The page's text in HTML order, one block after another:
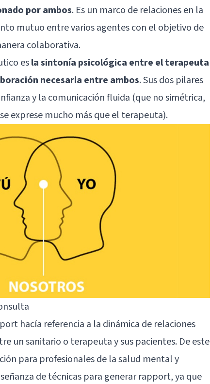
por ambos. Es un marco de relaciones en la
mutuo entre varios agentes con el objetivo de
colaborativa.
esla sintonía psicológica entre el terapeuta
necesaria entre ambos. Sus dos pilares
y la comunicación fluida (que no simétrica,
exprese mucho más que el terapeuta).
hacía referencia a la dinámica de relaciones
un sanitario o terapeuta y sus pacientes. De este
para profesionales de la salud mental y
de técnicas para generar rapport, ya que